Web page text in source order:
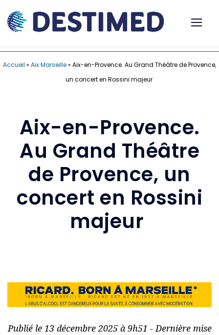
Accueil » Aix Marseille» Aix-en-Provence. Au Grand Théâtre de Provence,
un concert en Rossini majeur
Aix-en-Provence.
Au Grand Théâtre
de Provence, un
concert en Rossini
majeur
Publié le 13 décembre 2025 à 9h51 - Dernière mise